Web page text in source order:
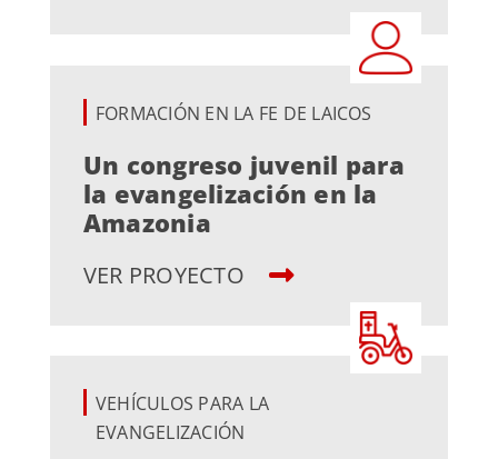
FORMACIÓN EN LA FE DE LAICOS
Un congreso juvenil para
la evangelización en la
Amazonia
VER PROYECTO
VEHÍCULOS PARA LA
EVANGELIZACIÓN